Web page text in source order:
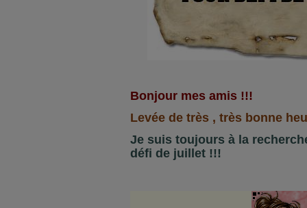
Bonjour mes amis !!!
Levée de très , très bonne
Je suis toujours à la
défi de juillet !!!